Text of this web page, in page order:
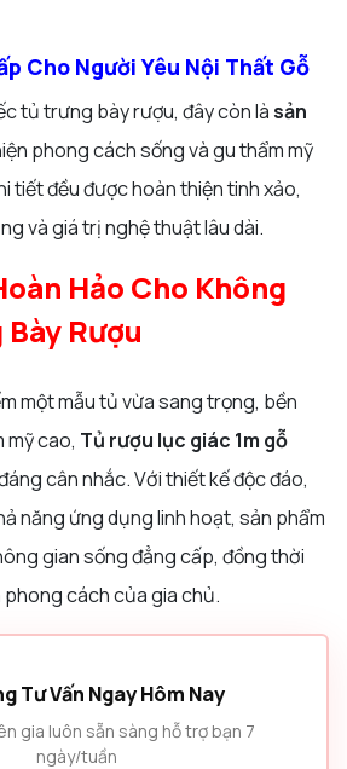
Cho Người Yêu Nội Thất Gỗ
tủ trưng bày rượu, đây còn làsản
phong cách sống và gu thẩm mỹ
tiết đều được hoàn thiện tinh xảo,
và giá trị nghệ thuật lâu dài.
Hảo Cho Không
Rượu
một mẫu tủ vừa sang trọng, bền
mỹ cao, Tủ rượu lục giác 1m gỗ
cân nhắc. Với thiết kế độc đáo,
năng ứng dụng linh hoạt, sản phẩm
gian sống đẳng cấp, đồng thời
cách của gia chủ.
Tư Vấn Ngay Hôm Nay
gia luôn sẵn sàng hỗ trợ bạn 7
ngày/tuần